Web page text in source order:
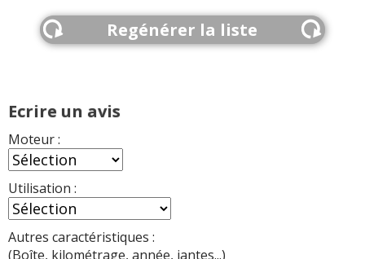
Regénérer la liste
Ecrire un avis
Moteur :
Utilisation :
Autres caractéristiques :
(Boîte, kilométrage, année, jantes...)